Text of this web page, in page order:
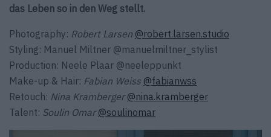
das Leben so in den Weg stellt.
Photography: Robert Larsen @robert.larsen.studio
Styling: Manuel Miltner @manuelmiltner_stylist
Production: Neele Plaar @neeleppunkt
Make-up & Hair: Fabian Weiss @fabianwss
Retouch: Nina Kramberger @nina.kramberger
Talent: Soulin Omar @soulinomar